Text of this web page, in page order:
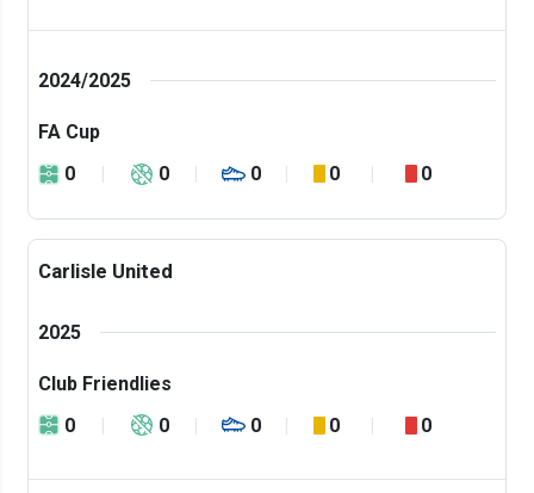
2024/2025
FA Cup
0
0 0 0 0
Carlisle United
2025
Club Friendlies
0
0 0 0 0